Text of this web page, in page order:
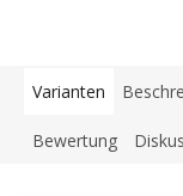
Varianten
Bewertung